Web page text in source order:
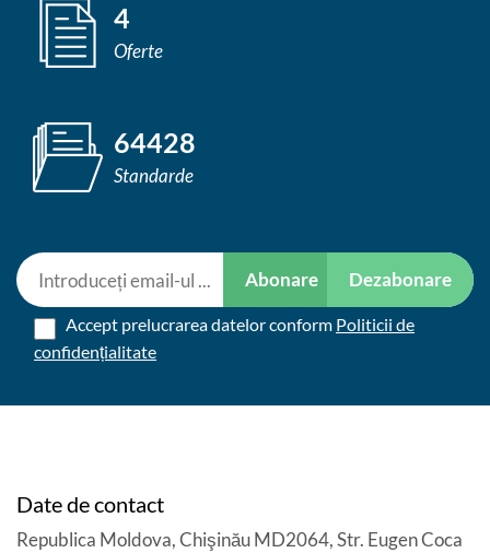
4
Oferte
64428
Standarde
Abonare Dezabonare
Accept prelucrarea datelor conform Politicii de
confidențialitate
Date de contact
Republica Moldova, Chişinău MD2064, Str. Eugen Coca